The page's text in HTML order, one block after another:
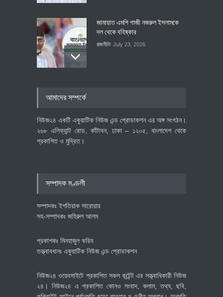
জামায়াত এমপি গাজী নজরুল ইসলামকে
দল থেকে বহিষ্কার
রাজনীতি July 23, 2026
আমাদের সম্পর্কে
নিউজ২৪ একটি একুয়াটিক নিউজ এন্ড প্রোডাকশন এর অঙ্গ সংগঠন।
২৬৮ এলিফ্যান্ট রোড, কাঁটাবন, ঢাকা – ১২০৫, বাংলাদেশ থেকে
প্রকাশিত ও মুদ্রিত।
সম্পাদক মণ্ডলী
সম্পাদকঃ ইশতিয়াক সারোয়ার
সহ-সম্পাদকঃ জহিরুল আলম
প্রকাশকঃ মিনহাজুল করিম
তত্ত্বাবধানঃ একুয়াটিক নিউজ এন্ড প্রোডাকশন
নিউজ২৪ ওয়েবসাইটে প্রকাশিত সকল কন্টেন্ট এর সত্ত্বাধিকারী নিউজ
২৪। নিউজ২৪ এ প্রকাশিত কোনও সংবাদ, কলাম, তথ্য, ছবি,